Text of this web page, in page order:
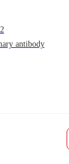
antibody